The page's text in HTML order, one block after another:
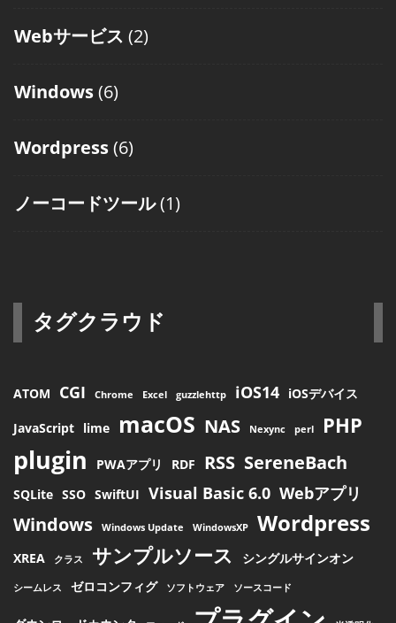
Webサービス (2)
Windows(6)
Wordpress(6)
ノーコードツール(1)
タグクラウド
ATOM CGI Chrome Excel guzzlehttp iOS14 iOSデバイス
JavaScript lime macOS NAS Nexync perl PHP
plugin PWAアプリ RDF RSS SereneBach
SQLite SSO SwiftUI Visual Basic 6.0 Webアプリ
Windows Windows Update WindowsXP Wordpress
XREA クラス サンプルソース シングルサインオン
シームレス ゼロコンフィグ ソフトウェア ソースコード